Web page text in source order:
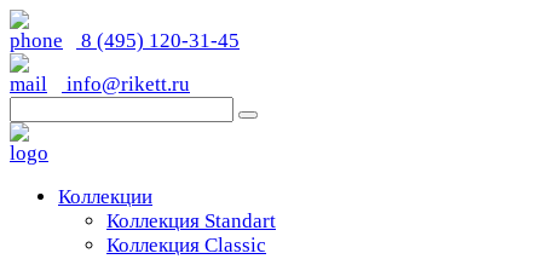
8 (495) 120-31-45
info@rikett.ru
Коллекции
Коллекция Standart
Коллекция Classic